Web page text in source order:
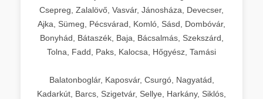
Csepreg, Zalalövő, Vasvár, Jánosháza, Devecser,
Ajka, Sümeg, Pécsvárad, Komló, Sásd, Dombóvár,
Bonyhád, Bátaszék, Baja, Bácsalmás, Szekszárd,
Tolna, Fadd, Paks, Kalocsa, Hőgyész, Tamási
Balatonboglár, Kaposvár, Csurgó, Nagyatád,
Kadarkút, Barcs, Szigetvár, Sellye, Harkány, Siklós,